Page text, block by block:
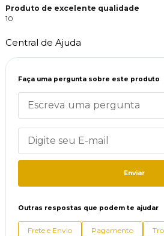
Produto de excelente qualidade
10
Central de Ajuda
Faça uma pergunta sobre este produto
Enviar
Outras respostas que podem te ajudar
Frete e Envio Pagamento